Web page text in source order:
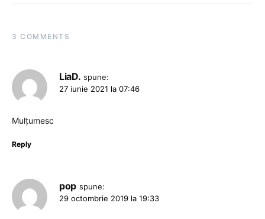
3 COMMENTS
LiaD. spune:
27 iunie 2021 la 07:46
Mulțumesc
Reply
pop spune:
29 octombrie 2019 la 19:33